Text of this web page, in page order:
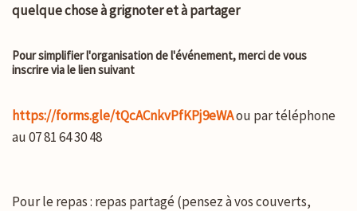
quelque chose à grignoter et à partager
Pour simplifier l'organisation de l'événement, merci de vous
inscrire via le lien suivant
https://forms.gle/tQcACnkvPfKPj9eWAou par téléphone
au 07 81 64 30 48
Pour le repas : repas partagé (pensez à vos couverts,